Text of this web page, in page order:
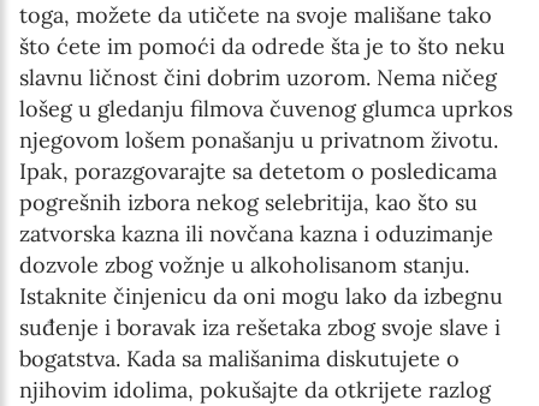
toga, možete da utičete na svoje mališane tako
što ćete im pomoći da odrede šta je to što neku
slavnu ličnost čini dobrim uzorom. Nema ničeg
lošeg u gledanju filmova čuvenog glumca uprkos
njegovom lošem ponašanju u privatnom životu.
Ipak, porazgovarajte sa detetom o posledicama
pogrešnih izbora nekog selebritija, kao što su
zatvorska kazna ili novčana kazna i oduzimanje
dozvole zbog vožnje u alkoholisanom stanju.
Istaknite činjenicu da oni mogu lako da izbegnu
suđenje i boravak iza rešetaka zbog svoje slave i
bogatstva. Kada sa mališanima diskutujete o
njihovim idolima, pokušajte da otkrijete razlog